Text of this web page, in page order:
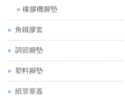
橡膠機腳墊
角鐵膠套
調節腳墊
塑料腳墊
紙管塞蓋